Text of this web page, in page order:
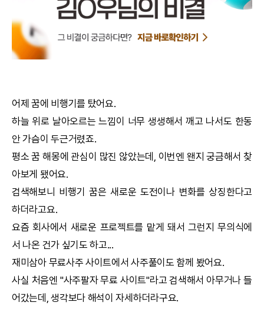
수리사주
문의사항
어제 꿈에 비행기를 탔어요.
하늘 위로 날아오르는 느낌이 너무 생생해서 깨고 나서도 한동
안 가슴이 두근거렸죠.
평소 꿈 해몽에 관심이 많진 않았는데, 이번엔 왠지 궁금해서 찾
아보게 됐어요.
검색해보니 비행기 꿈은 새로운 도전이나 변화를 상징한다고
하더라고요.
요즘 회사에서 새로운 프로젝트를 맡게 돼서 그런지 무의식에
서 나온 건가 싶기도 하고...
재미삼아 무료사주 사이트에서 사주풀이도 함께 봤어요.
사실 처음엔 "사주팔자 무료 사이트"라고 검색해서 아무거나 들
어갔는데, 생각보다 해석이 자세하더라구요.